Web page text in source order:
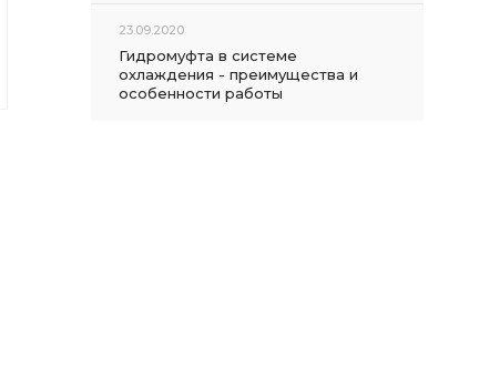
23.09.2020
Гидромуфта в системе
охлаждения - преимущества и
особенности работы